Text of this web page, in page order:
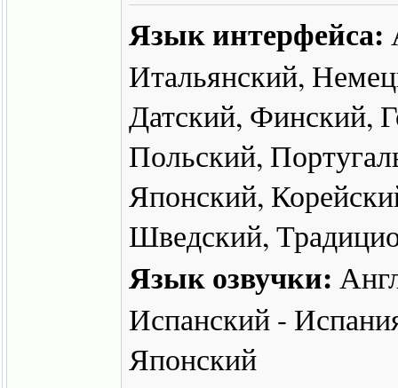
Язык интерфейса:
Итальянский,
Датский, Финский,
Польский,
Японский,
Шведский,
Язык озвучки:
Испанский -
Японский